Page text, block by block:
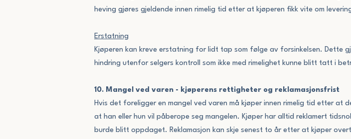
heving gjøres gjeldende innen rimelig tid etter at kjøperen fikk vite om
Erstatning
Kjøperen kan kreve erstatning for lidt tap som følge av forsinkelsen. Dette
hindring utenfor selgers kontroll som ikke med rimelighet kunne blitt tatt i
10. Mangel ved varen - kjøperens rettigheter og reklamasjonsfrist
Hvis det foreligger en mangel ved varen må kjøper innen rimelig tid etter
at han eller hun vil påberope seg mangelen. Kjøper har alltid reklamert
burde blitt oppdaget. Reklamasjon kan skje senest to år etter at kjøper